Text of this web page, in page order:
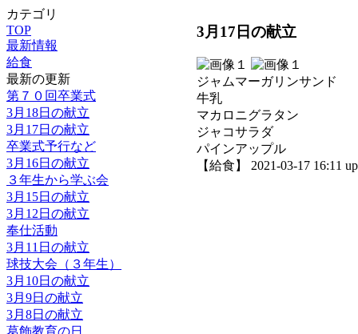
カテゴリ
TOP
最新情報
給食
最新の更新
第７０回卒業式
3月18日の献立
3月17日の献立
卒業式予行など
3月16日の献立
３年生から学ぶ会
3月15日の献立
3月12日の献立
奉仕活動
3月11日の献立
球技大会（３年生）
3月10日の献立
3月9日の献立
3月8日の献立
葛飾教育の日
3月17日の献立
ジャムマーガリンサンド
牛乳
マカロニグラタン
ジャコサラダ
パインアップル
【給食】 2021-03-17 16:11